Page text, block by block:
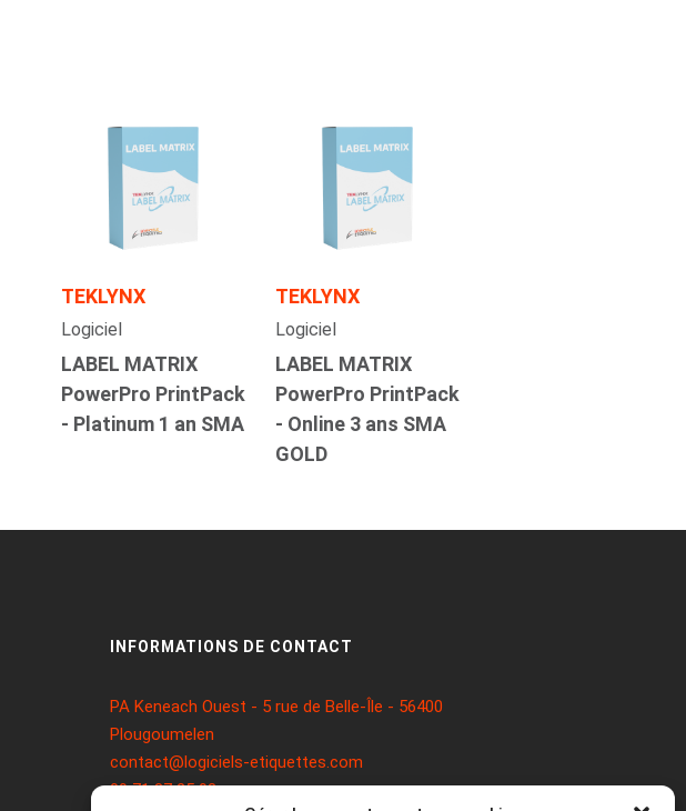
TEKLYNX
Logiciel
LABEL MATRIX
PowerPro PrintPack
- Platinum 1 an SMA
TEKLYNX
Logiciel
LABEL MATRIX
PowerPro PrintPack
- Online 3 ans SMA
GOLD
INFORMATIONS DE CONTACT
PA Keneach Ouest - 5 rue de Belle-Île - 56400
Plougoumelen
contact@logiciels-etiquettes.com
09 71 37 25 93